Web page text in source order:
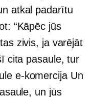
atkal padarītu
“Kāpēc jūs
zivis, ja varējāt
cita pasaule, tur
e-komercijaUn
un jūs